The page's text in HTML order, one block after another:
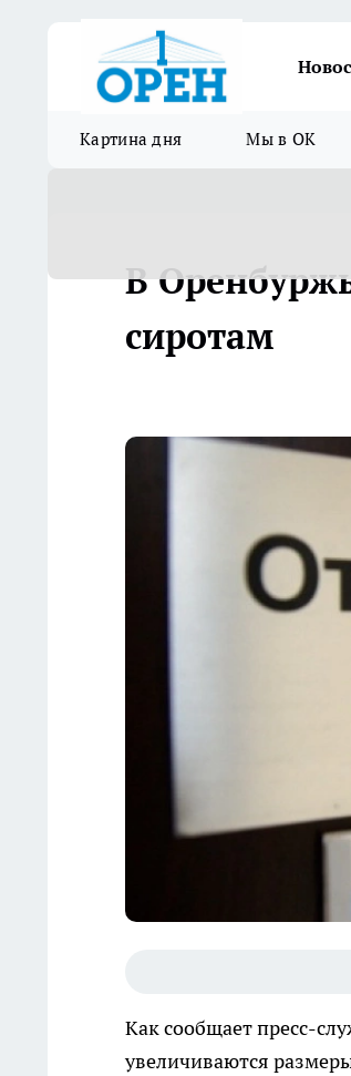
Картина дня Мы в ОК
В
сиротам
Как сообщает пресс-
увеличиваются